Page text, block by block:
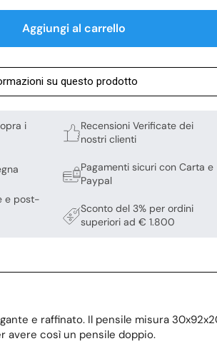
Aggiungi al carrello
su questo prodotto
i
e post-
Recensioni Verificate dei
nostri clienti
Pagamenti sicuri con Carta e
Paypal
Sconto del 3% per ordini
superiori ad € 1.800
e raffinato. Il pensile misura
avere così un pensile doppio.